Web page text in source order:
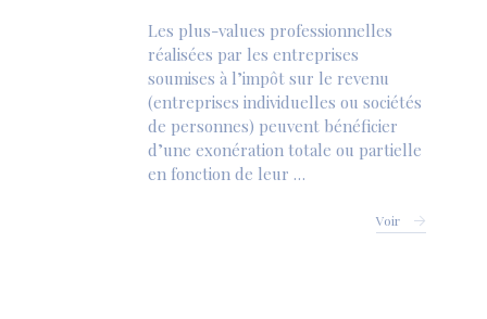
Les plus-values professionnelles
réalisées par les entreprises
soumises à l’impôt sur le revenu
(entreprises individuelles ou sociétés
de personnes) peuvent bénéficier
d’une exonération totale ou partielle
en fonction de leur …
Voir